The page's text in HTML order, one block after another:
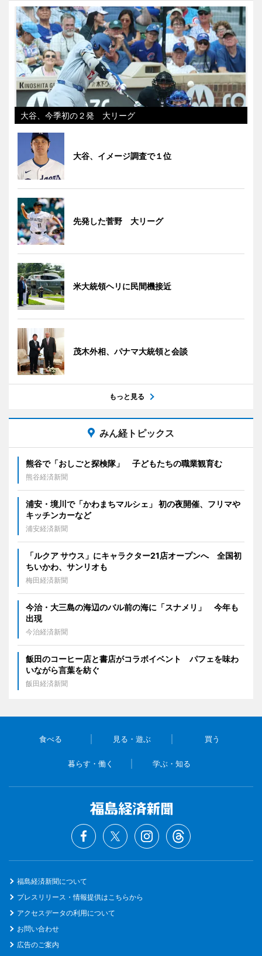
大谷、今季初の２発 大リーグ
大谷、イメージ調査で１位
先発した菅野 大リーグ
米大統領ヘリに民間機接近
茂木外相、パナマ大統領と会談
もっと見る
みん経トピックス
熊谷で「おしごと探検隊」 子どもたちの職業観育む
熊谷経済新聞
浦安・境川で「かわまちマルシェ」 初の夜開催、フリマや
キッチンカーなど
浦安経済新聞
「ルクア サウス」にキャラクター21店オープンへ 全国初
ちいかわ、サンリオも
梅田経済新聞
今治・大三島の海辺のバル前の海に「スナメリ」 今年も
出現
今治経済新聞
飯田のコーヒー店と書店がコラボイベント パフェを味わ
いながら言葉を紡ぐ
飯田経済新聞
食べる 見る・遊ぶ 買う
暮らす・働く 学ぶ・知る
福島経済新聞について
プレスリリース・情報提供はこちらから
アクセスデータの利用について
お問い合わせ
広告のご案内